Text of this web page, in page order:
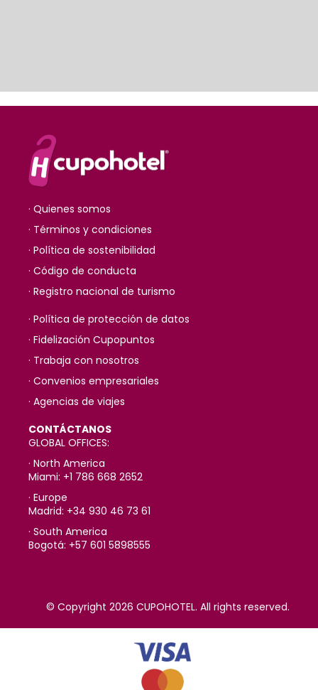
· Quienes somos
· Términos y condiciones
· Política de sostenibilidad
· Código de conducta
· Registro nacional de turismo
· Política de protección de datos
· Fidelización Cupopuntos
· Trabaja con nosotros
· Convenios empresariales
· Agencias de viajes
CONTÁCTANOS
GLOBAL OFFICES:
· North America
Miami: +1 786 668 2652
· Europe
Madrid: +34 930 46 73 61
· South America
Bogotá: +57 601 5898555
© Copyright 2026 CUPOHOTEL. All rights reserved.